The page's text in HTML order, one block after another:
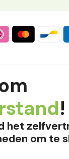
!
het
om te